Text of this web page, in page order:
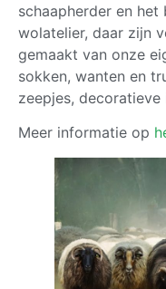
schaapherder en
wolatelier, daar zijn
gemaakt van onze
sokken, wanten en
zeepjes,
Meer informatie op